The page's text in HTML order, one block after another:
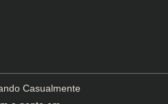
Casualmente